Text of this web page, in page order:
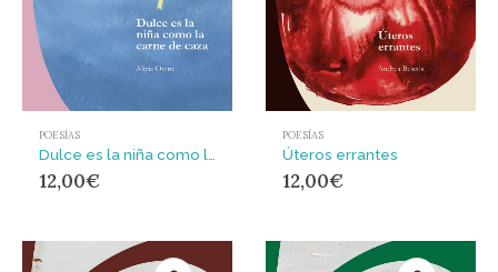
POESÍAS
Dulce es la niña como la carne de caza
12,00€
POESÍAS
Úteros errantes
12,00€